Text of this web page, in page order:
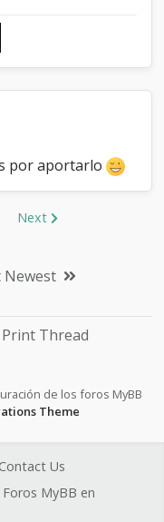
por aportarlo
Next
Newest
Print Thread
de los foros MyBB
Theme
Contact Us
MyBB en